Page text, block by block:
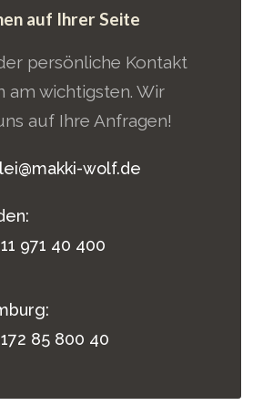
auf Ihrer Seite
persönliche Kontakt
am wichtigsten. Wir
auf Ihre Anfragen!
wolf.de
971 40 400
85 800 40